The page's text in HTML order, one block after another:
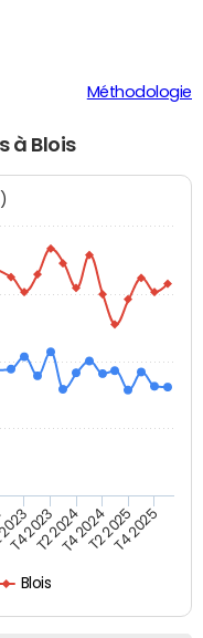
Méthodologie
à Blois
Blois
T4 2023T2 2024T4 2024T2 2025T4 2025